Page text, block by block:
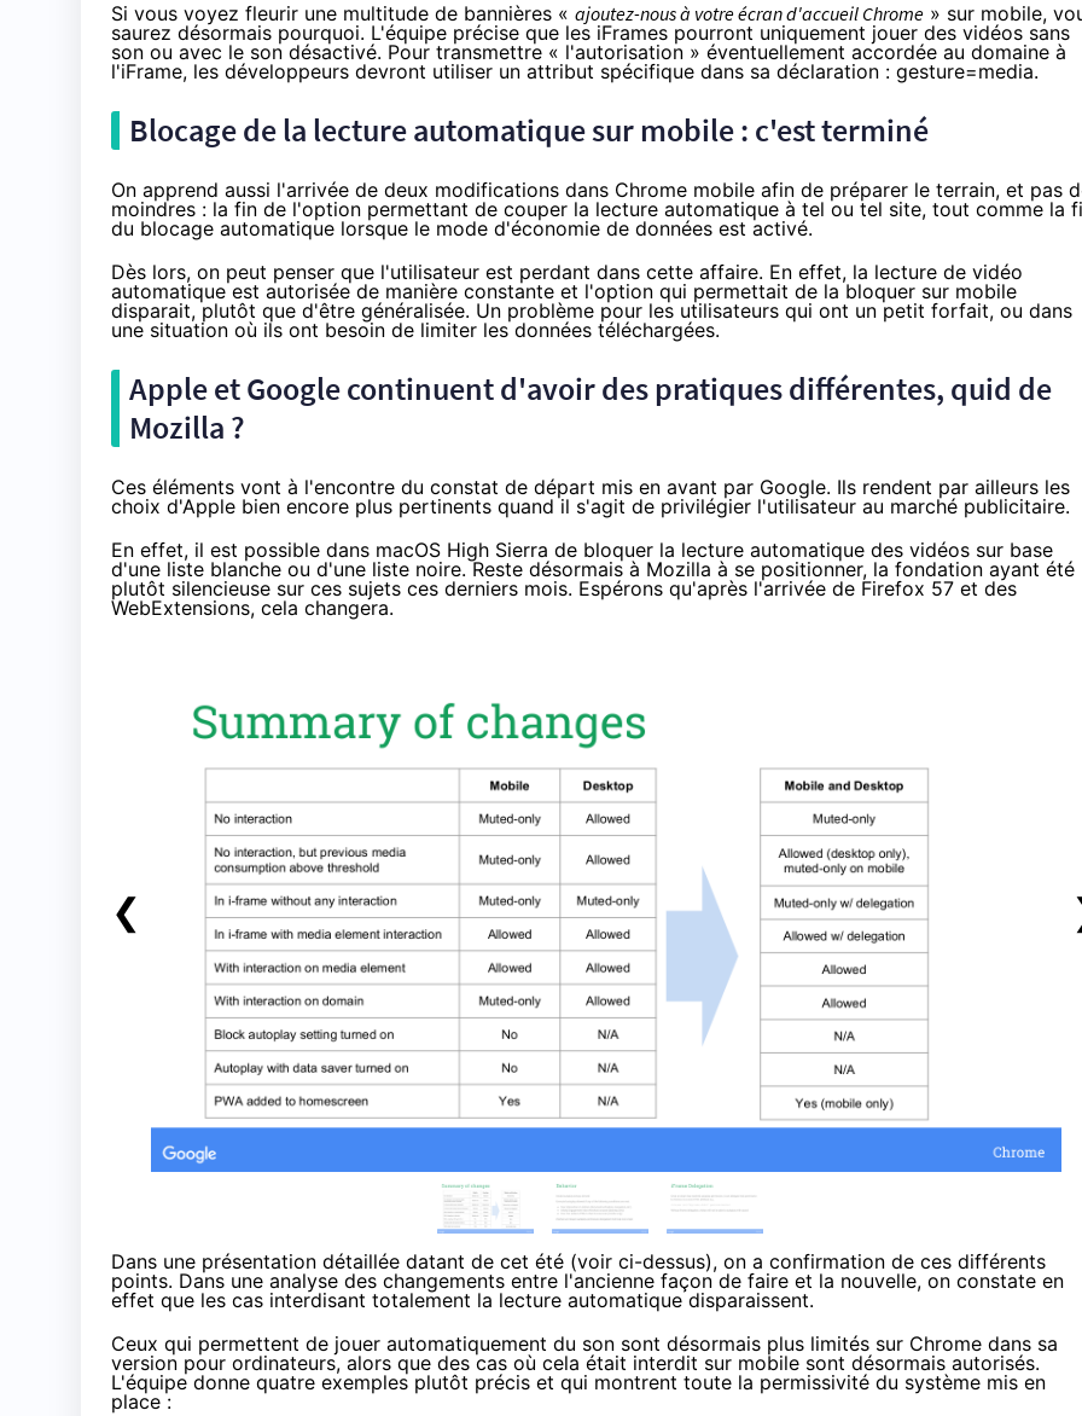
Si vous voyez fleurir une multitude de bannières « ajoutez-nous à votre écran d'accueil Chrome » sur mobile,
saurez désormais pourquoi. L'équipe précise que les iFrames pourront uniquement jouer des vidéos sans
son ou avec le son désactivé. Pour transmettre « l'autorisation » éventuellement accordée au domaine à
l'iFrame, les développeurs devront utiliser un attribut spécifique dans sa déclaration : gesture=media.
Blocage de la lecture automatique sur mobile : c'est terminé
On apprend aussi l'arrivée de deux modifications dans Chrome mobile afin de préparer le terrain, et pas
moindres : la fin de l'option permettant de couper la lecture automatique à tel ou tel site, tout comme la
du blocage automatique lorsque le mode d'économie de données est activé.
Dès lors, on peut penser que l'utilisateur est perdant dans cette affaire. En effet, la lecture de vidéo
automatique est autorisée de manière constante et l'option qui permettait de la bloquer sur mobile
disparait, plutôt que d'être généralisée. Un problème pour les utilisateurs qui ont un petit forfait, ou dans
une situation où ils ont besoin de limiter les données téléchargées.
Apple et Google continuent d'avoir des pratiques différentes, quid de
Mozilla ?
Ces éléments vont à l'encontre du constat de départ mis en avant par Google. Ils rendent par ailleurs les
choix d'Apple bien encore plus pertinents quand il s'agit de privilégier l'utilisateur au marché publicitaire.
En effet, il est possible dans macOS High Sierra de bloquer la lecture automatique des vidéos sur base
d'une liste blanche ou d'une liste noire. Reste désormais à Mozilla à se positionner, la fondation ayant été
plutôt silencieuse sur ces sujets ces derniers mois. Espérons qu'après l'arrivée de Firefox 57 et des
WebExtensions, cela changera.
❮
Dans une présentation détaillée datant de cet été (voir ci-dessus), on a confirmation de ces différents
points. Dans une analyse des changements entre l'ancienne façon de faire et la nouvelle, on constate en
effet que les cas interdisant totalement la lecture automatique disparaissent.
Ceux qui permettent de jouer automatiquement du son sont désormais plus limités sur Chrome dans sa
version pour ordinateurs, alors que des cas où cela était interdit sur mobile sont désormais autorisés.
L'équipe donne quatre exemples plutôt précis et qui montrent toute la permissivité du système mis en
place :